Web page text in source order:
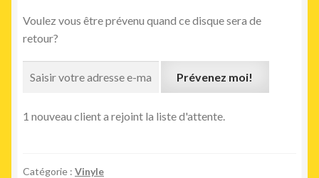
Voulez vous être prévenu quand ce disque sera de
retour?
Prévenez moi!
1 nouveau client a rejoint la liste d'attente.
Catégorie : Vinyle